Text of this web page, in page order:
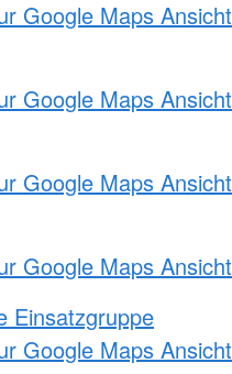
Google Maps Ansicht
Google Maps Ansicht
Google Maps Ansicht
Google Maps Ansicht
Einsatzgruppe
Google Maps Ansicht